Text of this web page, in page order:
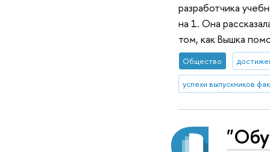
разработчика
на 1. Она
том, как Вышка
Общество